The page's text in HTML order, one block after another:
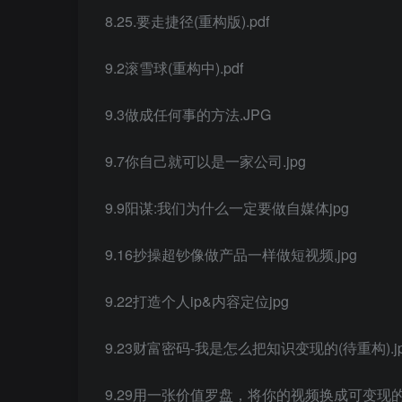
8.25.要走捷径(重构版).pdf
9.2滚雪球(重构中).pdf
9.3做成任何事的方法.JPG
9.7你自己就可以是一家公司.jpg
9.9阳谋:我们为什么一定要做自媒体jpg
9.16抄操超钞像做产品一样做短视频,jpg
9.22打造个人ip&内容定位jpg
9.23财富密码-我是怎么把知识变现的(待重构
9.29用一张价值罗盘，将你的视频换成可变现